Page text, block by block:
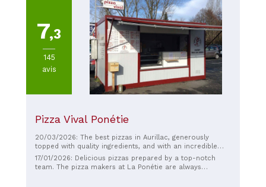
7,3
145
avis
Pizza Vival Ponétie
20/03/2026: The best pizzas in Aurillac, generously
topped with quality ingredients, and with an incredible
crust. The team is fantastic, good vibes guaranteed!
17/01/2026: Delicious pizzas prepared by a top-notch
team. The pizza makers at La Ponétie are always